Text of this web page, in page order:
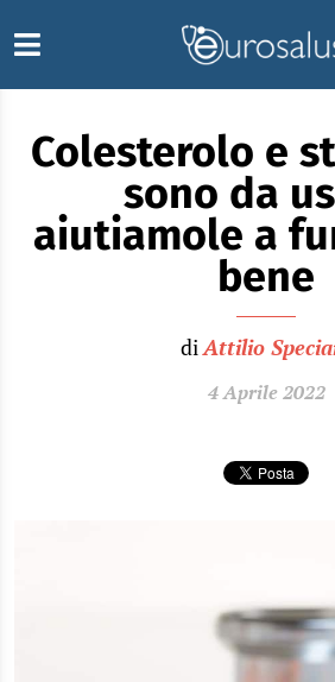
Colesterolo e
sono da
aiutiamole a
bene
diAttilio
4 Aprile 2022